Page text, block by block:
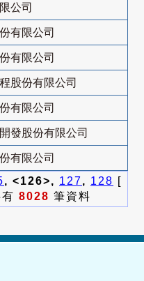
公司
有限公司
有限公司
股份有限公司
有限公司
發股份有限公司
有限公司
, <126>, 127, 128 [
8028 筆資料